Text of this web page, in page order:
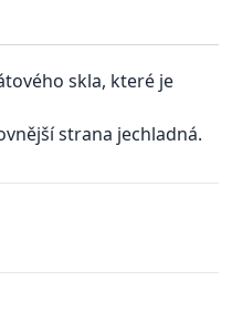
skla, které je
vnějšístrana jechladná.